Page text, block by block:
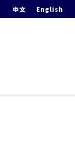
中文 English